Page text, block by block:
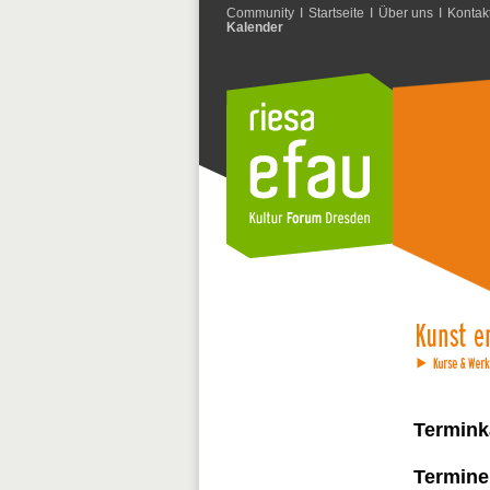
Community I Startseite I Über uns I
Kalender